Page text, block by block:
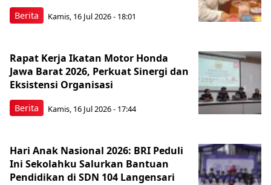
Berita Kamis, 16 Jul 2026 - 18:01
Berita
Rapat Kerja Ikatan Motor Honda
Jawa Barat 2026, Perkuat Sinergi dan
Eksistensi Organisasi
Kamis, 16 Jul 2026 - 17:44
Hari Anak Nasional 2026: BRI Peduli
Ini Sekolahku Salurkan Bantuan
Pendidikan di SDN 104 Langensari